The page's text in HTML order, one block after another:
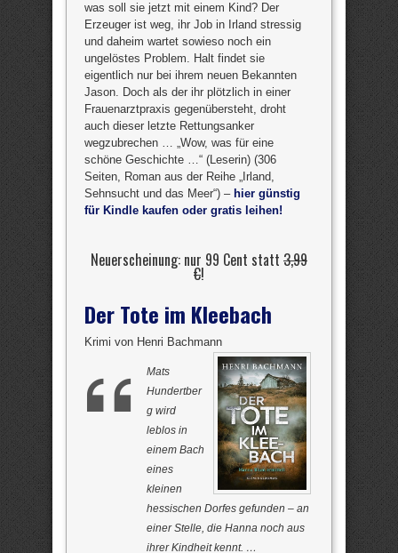
was soll sie jetzt mit einem Kind? Der
Erzeuger ist weg, ihr Job in Irland stressig
und daheim wartet sowieso noch ein
ungelöstes Problem. Halt findet sie
eigentlich nur bei ihrem neuen Bekannten
Jason. Doch als der ihr plötzlich in einer
Frauenarztpraxis gegenübersteht, droht
auch dieser letzte Rettungsanker
wegzubrechen … „Wow, was für eine
schöne Geschichte …“ (Leserin) (306
Seiten, Roman aus der Reihe „Irland,
Sehnsucht und das Meer“) – hier günstig
für Kindle kaufen oder gratis leihen!
Neuerscheinung: nur 99 Cent statt 3,99
€!
Der Tote im Kleebach
Krimi von Henri Bachmann
Mats
Hundertber
g wird
leblos in
einem Bach
eines
kleinen
hessischen Dorfes gefunden – an
einer Stelle, die Hanna noch aus
ihrer Kindheit kennt. …